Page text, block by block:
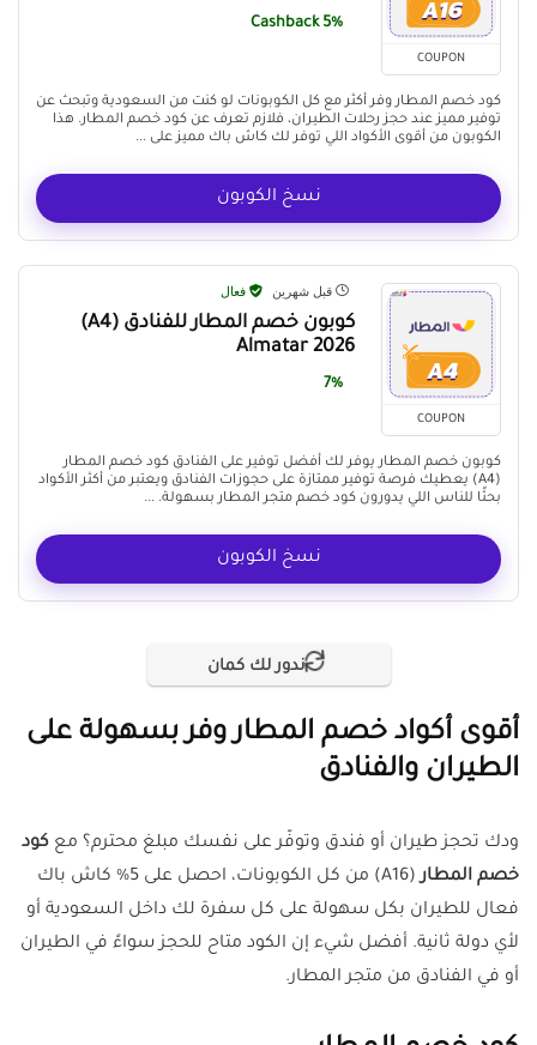
COUPON
5% Cashback
كود خصم المطار وفر أكثر مع كل الكوبونات لو كنت من السعودية وتبحث عن
توفير مميز عند حجز رحلات الطيران، فلازم تعرف عن كود خصم المطار. هذا
الكوبون من أقوى الأكواد اللي توفر لك كاش باك مميز على ...
نسخ الكوبون
COUPON
قبل شهرين فعال
كوبون خصم المطار للفنادق (A4)
Almatar 2026
7%
كوبون خصم المطار يوفر لك أفضل توفير على الفنادق كود خصم المطار
(A4) يعطيك فرصة توفير ممتازة على حجوزات الفنادق ويعتبر من أكثر الأكواد
بحثًا للناس اللي يدورون كود خصم متجر المطار بسهولة. ...
نسخ الكوبون
ندور لك كمان
أقوى أكواد خصم المطار وفر بسهولة على
الطيران والفنادق
ودك تحجز طيران أو فندق وتوفّر على نفسك مبلغ محترم؟ مع كود
خصم المطار
(A16) من كل الكوبونات، احصل على 5% كاش باك
فعال للطيران بكل سهولة على كل سفرة لك داخل السعودية أو
لأي دولة ثانية. أفضل شيء إن الكود متاح للحجز سواءً في الطيران
أو في الفنادق من متجر المطار.